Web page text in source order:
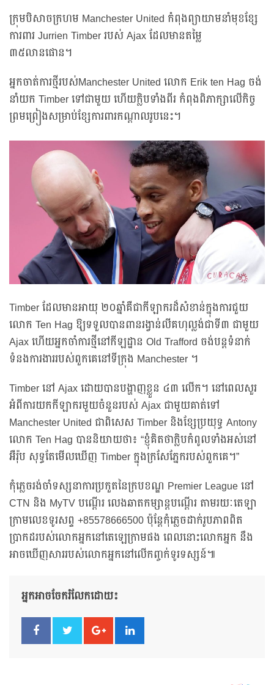
ក្រុមបិសាចក្រហម Manchester United កំពុងព្យាយាមនាំមុខខ្សែ
ការពារ Jurrien Timber របស់ Ajax ដែលមានតម្លៃ
៣៥លានផោន។
អ្នកចាត់ការថ្មីរបស់Manchester United លោក Erik ten Hag ចង់
នាំយក Timber ទៅជាមួយ ហើយក្លិបទាំងពីរ កំពុងពិភាក្សាលើកិច្ច
ព្រមព្រៀងសម្រាប់ខ្សែការពារកណ្តាលរូបនេះ។
Timber ដែលមានអាយុ ២០ឆ្នាំគឺជាកីឡាករដ៏សំខាន់ក្នុងការជួយ
លោក Ten Hag ឱ្យទទួលបានពានរង្វាន់លីគហុល្លង់ជាទី៣ ជាមួយ
Ajax ហើយអ្នកចាំការថ្មីនៅកីឡដ្ឋាន Old Trafford ចង់បន្តទំនាក់
ទំនងការងាររបស់ពួកគេនៅទីក្រុង Manchester ។
Timber នៅ Ajax ដោយបានបង្ហាញខ្លួន ៤៣ លើក។ នៅពេលសួរ
អំពីការយកកីឡាករមួយចំនួនរបស់ Ajax ជាមួយគាត់ទៅ
Manchester United ជាពិសេស Timber និងខ្សែប្រយុទ្ធ Antony
លោក Ten Hag បាននិយាយថា៖ “ខ្ញុំគិតថាក្លិបកំពូលទាំងអស់នៅ
អឺរ៉ុប សុទ្ធតែមើលឃើញ Timber ក្នុងក្រសែភ្នែករបស់ពួកគេ។”
កុំភ្លេចរង់ចាំទស្សនាការប្រកួតនៃក្របខណ្ឌ Premier League នៅ
CTN និង MyTV បណ្ដើរ លេងឆាតកម្សាន្តបណ្តើរ តាមរយៈតេឡា
ក្រាមលេខទូរសព្ទ +85578666500 ប៉ុន្តែកុំភ្លេចដាក់រូបភាពពិត
ប្រាកដរបស់លោកអ្នកនៅតេឡេក្រាមផង ពេលនោះលោកអ្នក នឹង
អាចឃើញសាររបស់លោកអ្នកនៅលើកញ្ចក់ទូរទស្សន៍៕
អ្នកអាចចែករំលែកដោយ៖